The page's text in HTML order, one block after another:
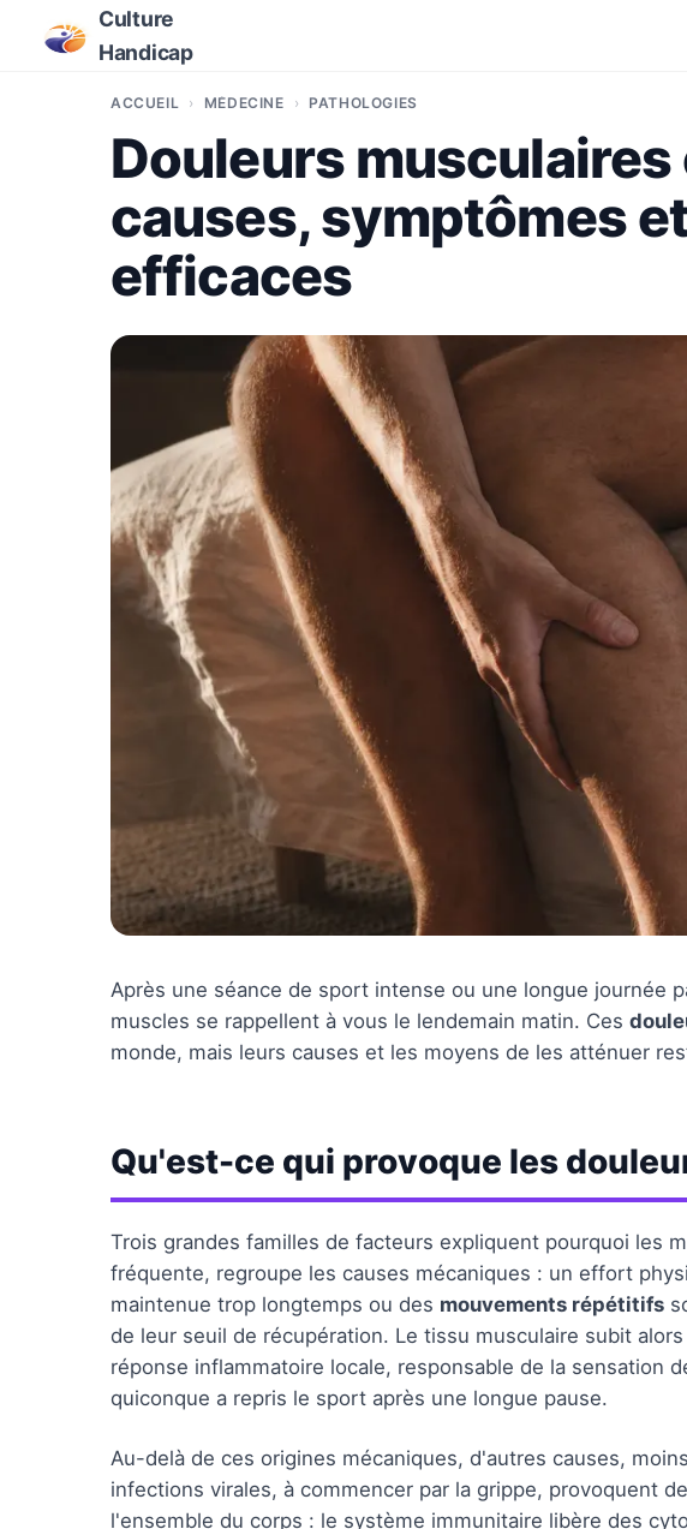
Culture
Handicap
ACCUEIL MÉDECINE PATHOLOGIES
Douleurs
causes, symptômes
efficaces
Après une séance de sport intense ou une longue journée
muscles se rappellent à vous le lendemain matin. Ces
monde, mais leurs causes et les moyens de les atténuer
Qu'est-ce qui provoque les
Trois grandes familles de facteurs expliquent pourquoi les
fréquente, regroupe les causes mécaniques : un effort
maintenue trop longtemps ou des mouvements répétitifs
de leur seuil de récupération. Le tissu musculaire subit
réponse inflammatoire locale, responsable de la sensation
quiconque a repris le sport après une longue pause.
Au-delà de ces origines mécaniques, d'autres causes,
infections virales, à commencer par la grippe, provoquent
l'ensemble du corps : le système immunitaire libère des